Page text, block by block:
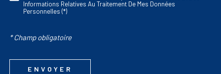
Informations Relatives Au Traitement De Mes Données
Personnelles (*)
* Champ obligatoire
ENVOYER